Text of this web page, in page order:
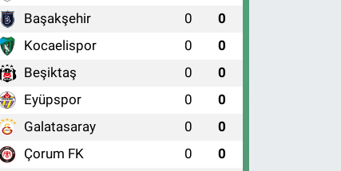
Başakşehir 0 0
Kocaelispor 0 0
Beşiktaş 0 0
Eyüpspor 0 0
Galatasaray 0 0
Çorum FK 0 0